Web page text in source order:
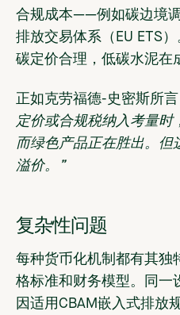
合规成本——例如碳边境
排放交易体系（EU ETS
碳定价合理，低碳水泥在
正如克劳福德-史密斯所言
定价或合规税纳入考量时
而绿色产品正在胜出。但
溢价。”
复杂性问题
每种货币化机制都有其独
格标准和财务模型。同一
因适用CBAM嵌入式排放